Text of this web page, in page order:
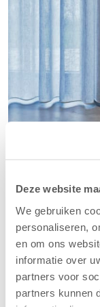
Deze website
We gebruiken
personaliseren,
en om ons
informatie over
partners voor
partners kunnen
Earth
Earth is een
een
meerdere
mêlee effect.